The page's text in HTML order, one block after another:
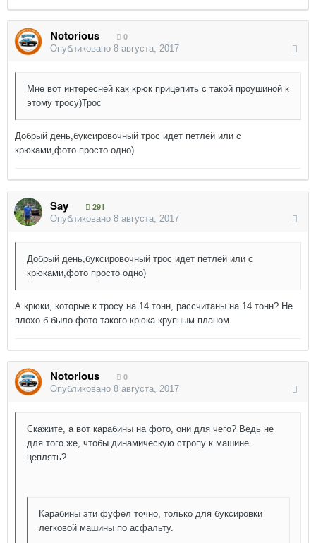
Notorious
0
Опубликовано 8 августа, 2017
Мне вот интересней как крюк прицепить с такой проушиной к
этому тросу)Трос
Добрый день,буксировочный трос идет петлей или с
крюками,фото просто одно)
Say
291
Опубликовано 8 августа, 2017
Добрый день,буксировочный трос идет петлей или с
крюками,фото просто одно)
А крюки, которые к тросу на 14 тонн, рассчитаны на 14 тонн? Не
плохо б было фото такого крюка крупным планом.
Notorious
0
Опубликовано 8 августа, 2017
Скажите, а вот карабины на фото, они для чего? Ведь не
для того же, чтобы динамическую стропу к машине
цеплять?
Карабины эти фуфел точно, только для буксировки
легковой машины по асфальту.